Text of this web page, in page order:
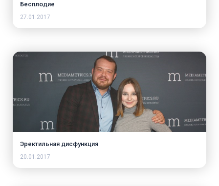
Бесплодие
27.01.2017
Эректильная дисфункция
20.01.2017